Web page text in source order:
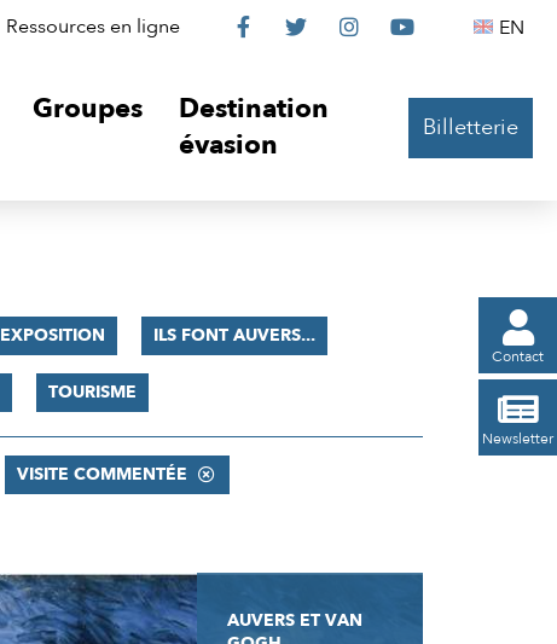
Ressources en ligne
Le
sur

Le

Le

Le
 EN
Groupes
Destination
évasion
Billetterie

Contact

Newsletter
EXPOSITION ILS FONT AUVERS...
TOURISME
VISITE COMMENTÉE
AUVERS ET VAN